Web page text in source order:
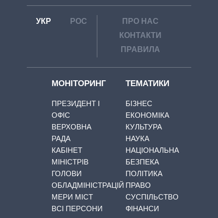
УКР РОС
ПРО НАС
КОНТАКТИ
ПРАВИЛА
МОНІТОРИНГ
ПРЕЗИДЕНТ І
ОФІС
ВЕРХОВНА
РАДА
КАБІНЕТ
МІНІСТРІВ
ГОЛОВИ
ОБЛАДМІНІСТРАЦІЙ
МЕРИ МІСТ
ВСІ ПЕРСОНИ
ТЕМАТИКИ
БІЗНЕС
ЕКОНОМІКА
КУЛЬТУРА
НАУКА
НАЦІОНАЛЬНА
БЕЗПЕКА
ПОЛІТИКА
ПРАВО
СУСПІЛЬСТВО
ФІНАНСИ